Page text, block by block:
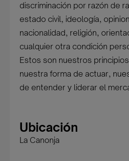
discriminación por razón de
estado civil, ideología,
nacionalidad, religión,
cualquier otra condición
Estos son nuestros
nuestra forma de actuar,
de entender y liderar el
Ubicación
La Canonja